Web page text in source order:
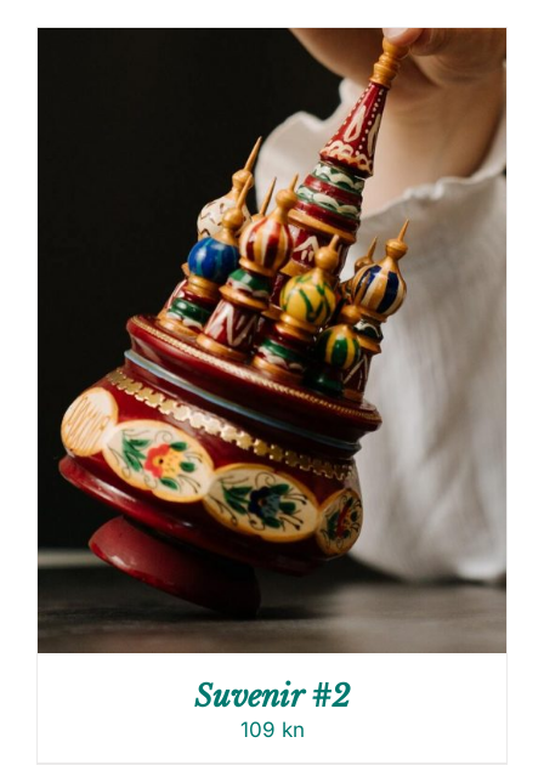
Suvenir #2
109 kn